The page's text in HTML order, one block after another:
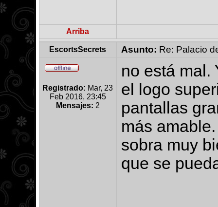
Arriba
EscortsSecrets Asunto: Re: Palacio
Registrado: Mar, 23
Feb 2016, 23:45
Mensajes: 2
no está mal.
el logo
pantallas
más
sobra muy
que se